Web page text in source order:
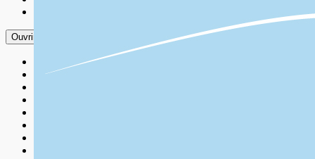
Ouvrir le menu
Contact